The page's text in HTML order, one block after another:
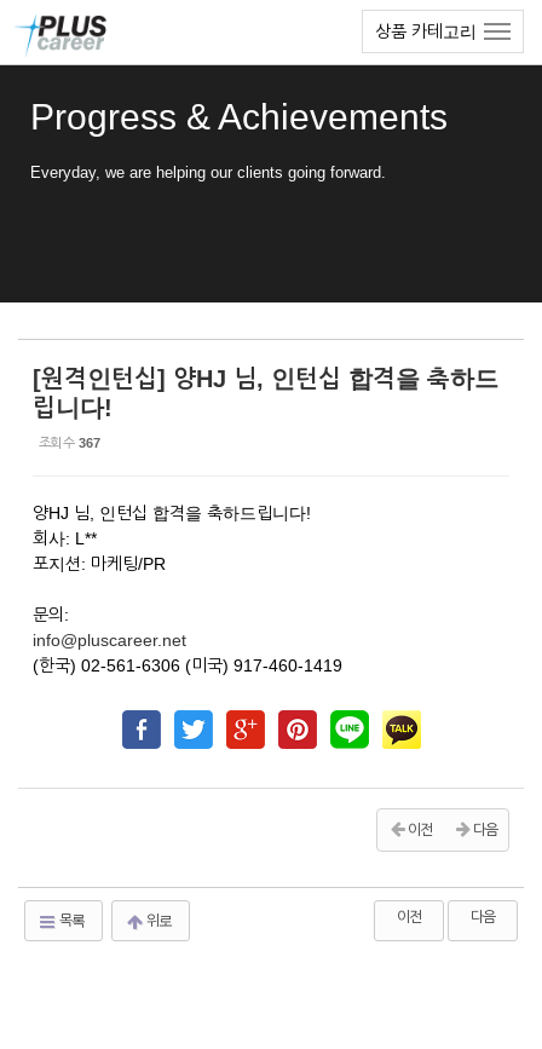
상품 카테고리
Progress & Achievements
Everyday, we are helping our clients going forward.
[원격인턴십] 양HJ 님, 인턴십 합격을 축하드
립니다!
조회 수 367
양HJ 님, 인턴십 합격을 축하드립니다!
회사: L**
포지션: 마케팅/PR
문의:
info@pluscareer.net
(한국) 02-561-6306 (미국) 917-460-1419
이전 다음
목록 위로 이전 다음